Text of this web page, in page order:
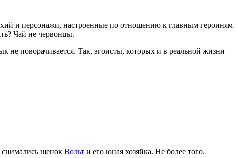
и персонажи, настроенные по отношению к главным героиням
Чай не червонцы.
не поворачивается. Так, эгоисты, которых и в реальной жизни
снимались щенок Вольт и его юная хозяйка. Не более того.